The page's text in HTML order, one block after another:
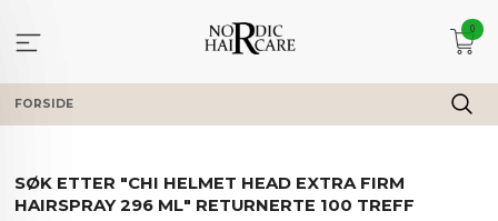
innholdet
0
FORSIDE
SØK ETTER "CHI HELMET HEAD EXTRA FIRM
HAIRSPRAY 296 ML" RETURNERTE 100 TREFF